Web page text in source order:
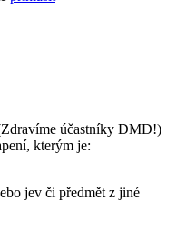
účastníky DMD!)
kterým je:
jev či předmět z jiné